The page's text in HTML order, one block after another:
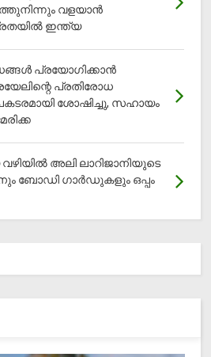
വളയാൻ
ഇന്ത്യ
പ്രയോഗിക്കാന്‍
പ്രതിരോധ
ശോഷിച്ചു, സഹായം
അലി ലാറിജാനിയുടെ
ബോഡി ഗാര്‍ഡുകളും ഒപ്പം